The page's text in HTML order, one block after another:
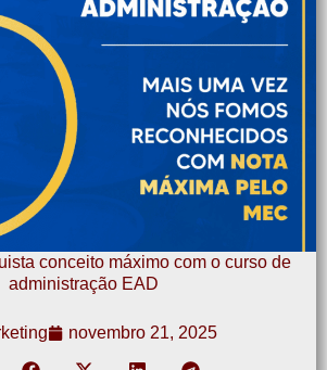
conceito máximo com o curso de
administração EAD
novembro 21, 2025